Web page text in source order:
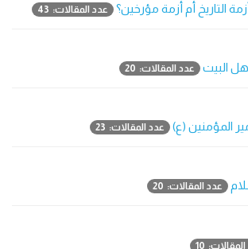
التاريخ أم أزمة مؤرخين؟ عدد المقالات: 43
البيت عدد المقالات: 20
المؤمنين (ع) عدد المقالات: 23
عدد المقالات: 20
10